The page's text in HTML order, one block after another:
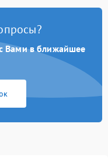
Подробнее →
Подробнее →
Подробнее →
Вами в ближайшее